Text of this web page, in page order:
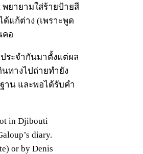
พยายามใส่ร้ายป้ายสี
ด้แก้ต่าง (เพราะพูด
คอ
ระจำกันมาตั้งแต่ผล
นทางไปถ่ายทำยัง
าน และพอได้รับคำ
in Djibouti
diary.
or by Denis